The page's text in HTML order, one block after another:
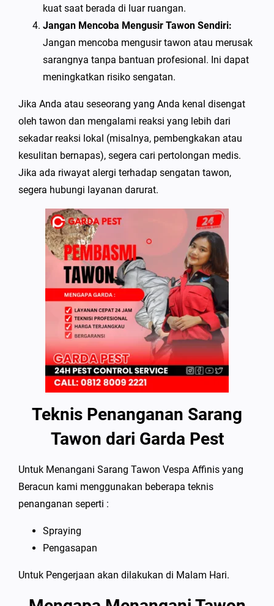
kuat saat berada di luar ruangan.
Jangan Mencoba Mengusir Tawon Sendiri:
Jangan mencoba mengusir tawon atau merusak
sarangnya tanpa bantuan profesional. Ini dapat
meningkatkan risiko sengatan.
Jika Anda atau seseorang yang Anda kenal disengat
oleh tawon dan mengalami reaksi yang lebih dari
sekadar reaksi lokal (misalnya, pembengkakan atau
kesulitan bernapas), segera cari pertolongan medis.
Jika ada riwayat alergi terhadap sengatan tawon,
segera hubungi layanan darurat.
Teknis Penanganan Sarang
Tawon dari Garda Pest
Untuk Menangani Sarang Tawon Vespa Affinis yang
Beracun kami menggunakan beberapa teknis
penanganan seperti :
Spraying
Pengasapan
Untuk Pengerjaan akan dilakukan di Malam Hari.